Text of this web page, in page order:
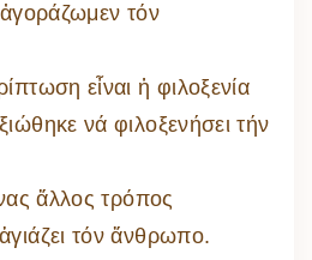
τόν
εἶναι ἡ φιλοξενία
νά φιλοξενήσει τήν
ἄλλος τρόπος
τόν ἄνθρωπο.